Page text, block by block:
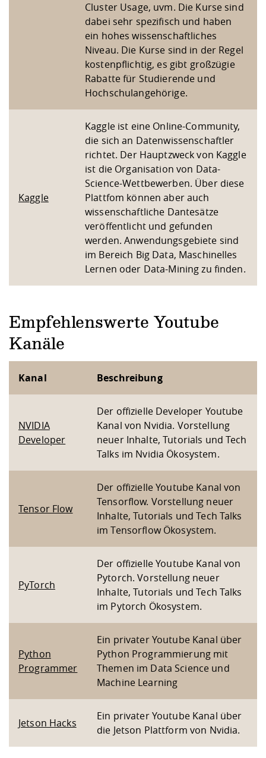
Cluster Usage, uvm. Die Kurse sind
dabei sehr spezifisch und haben
ein hohes wissenschaftliches
Niveau. Die Kurse sind in der Regel
kostenpflichtig, es gibt großzügie
Rabatte für Studierende und
Hochschulangehörige.
Kaggle
Kaggle ist eine Online-Community,
die sich an Datenwissenschaftler
richtet. Der Hauptzweck von Kaggle
ist die Organisation von Data-
Science-Wettbewerben. Über diese
Plattfom können aber auch
wissenschaftliche Dantesätze
veröffentlicht und gefunden
werden. Anwendungsgebiete sind
im Bereich Big Data, Maschinelles
Lernen oder Data-Mining zu finden.
Empfehlenswerte Youtube
Kanäle
Kanal Beschreibung
NVIDIA
Developer
Der offizielle Developer Youtube
Kanal von Nvidia. Vorstellung
neuer Inhalte, Tutorials und Tech
Talks im Nvidia Ökosystem.
Tensor Flow
Der offizielle Youtube Kanal von
Tensorflow. Vorstellung neuer
Inhalte, Tutorials und Tech Talks
im Tensorflow Ökosystem.
PyTorch
Der offizielle Youtube Kanal von
Pytorch. Vorstellung neuer
Inhalte, Tutorials und Tech Talks
im Pytorch Ökosystem.
Python
Programmer
Ein privater Youtube Kanal über
Python Programmierung mit
Themen im Data Science und
Machine Learning
Jetson Hacks
Ein privater Youtube Kanal über
die Jetson Plattform von Nvidia.